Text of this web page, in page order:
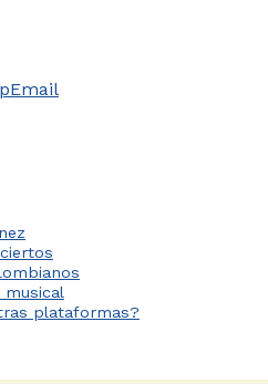
Email
plataformas?